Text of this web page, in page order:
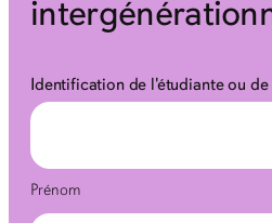
Identification de l'étudiante ou
Prénom